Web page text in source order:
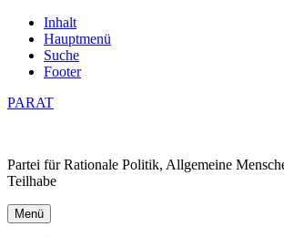
Inhalt
Hauptmenü
Suche
Footer
PARAT
Partei für Rationale Politik, Allgemeine
Teilhabe
Menü